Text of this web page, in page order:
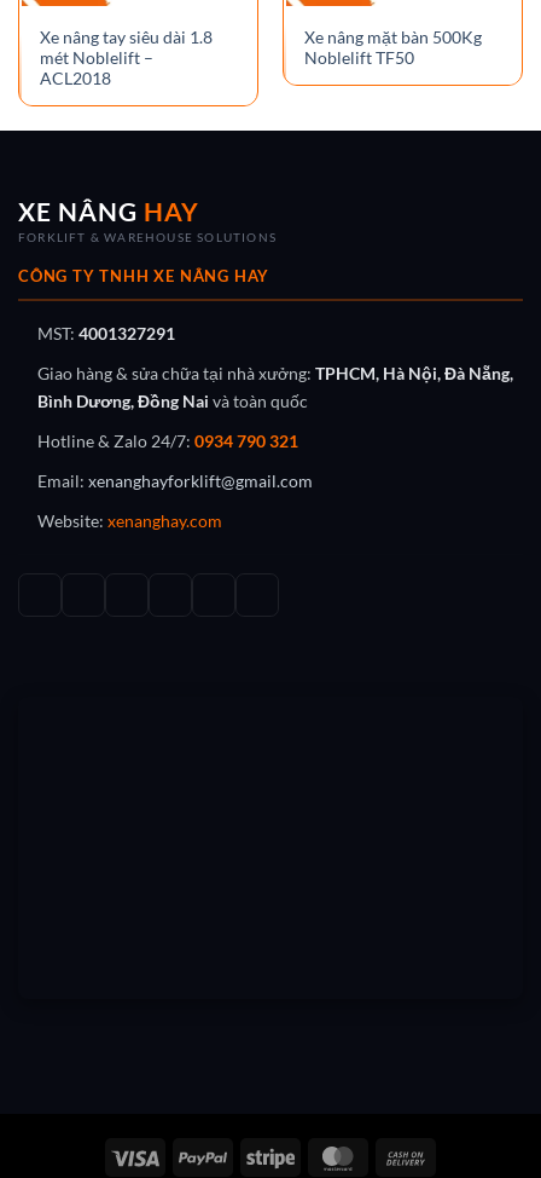
Xe nâng tay siêu dài 1.8
mét Noblelift –
ACL2018
Xe nâng mặt bàn 500Kg
Noblelift TF50
XE NÂNG HAY
FORKLIFT & WAREHOUSE SOLUTIONS
CÔNG TY TNHH XE NÂNG HAY
MST: 4001327291
Giao hàng & sửa chữa tại nhà xưởng: TPHCM, Hà Nội, Đà Nẵng,
Bình Dương, Đồng Nai và toàn quốc
Hotline & Zalo 24/7: 0934 790 321
Email: xenanghayforklift@gmail.com
Website: xenanghay.com
Visa PayPal Stripe MasterCard